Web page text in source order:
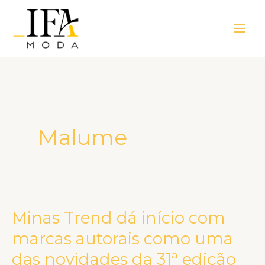
Menu
Malume
Minas Trend dá início com
marcas autorais como uma
das novidades da 31ª edição
Minas
dá
início